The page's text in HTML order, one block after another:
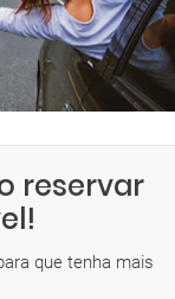
reservar
que tenha mais